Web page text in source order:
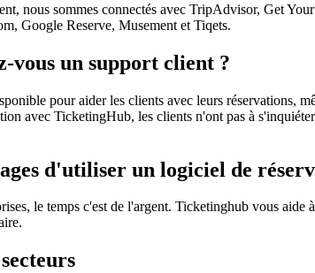
nous sommes connectés avec TripAdvisor, Get
Google Reserve, Musement et Tiqets.
vous un support client ?
pour aider les clients avec leurs réservations,
avec TicketingHub, les clients n'ont pas à
d'utiliser un logiciel de
le temps c'est de l'argent. Ticketinghub vous aide